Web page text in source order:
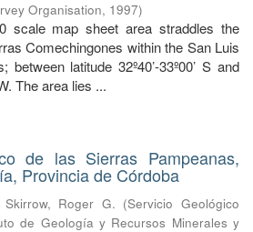
Organisation, 1997)
scale map sheet area straddles the
Comechingones within the San Luis
latitude 32º40’-33º00’ S and
The area lies ...
de las Sierras Pampeanas,
Provincia de Córdoba
Skirrow, Roger G. (Servicio Geológico
de Geología y Recursos Minerales y